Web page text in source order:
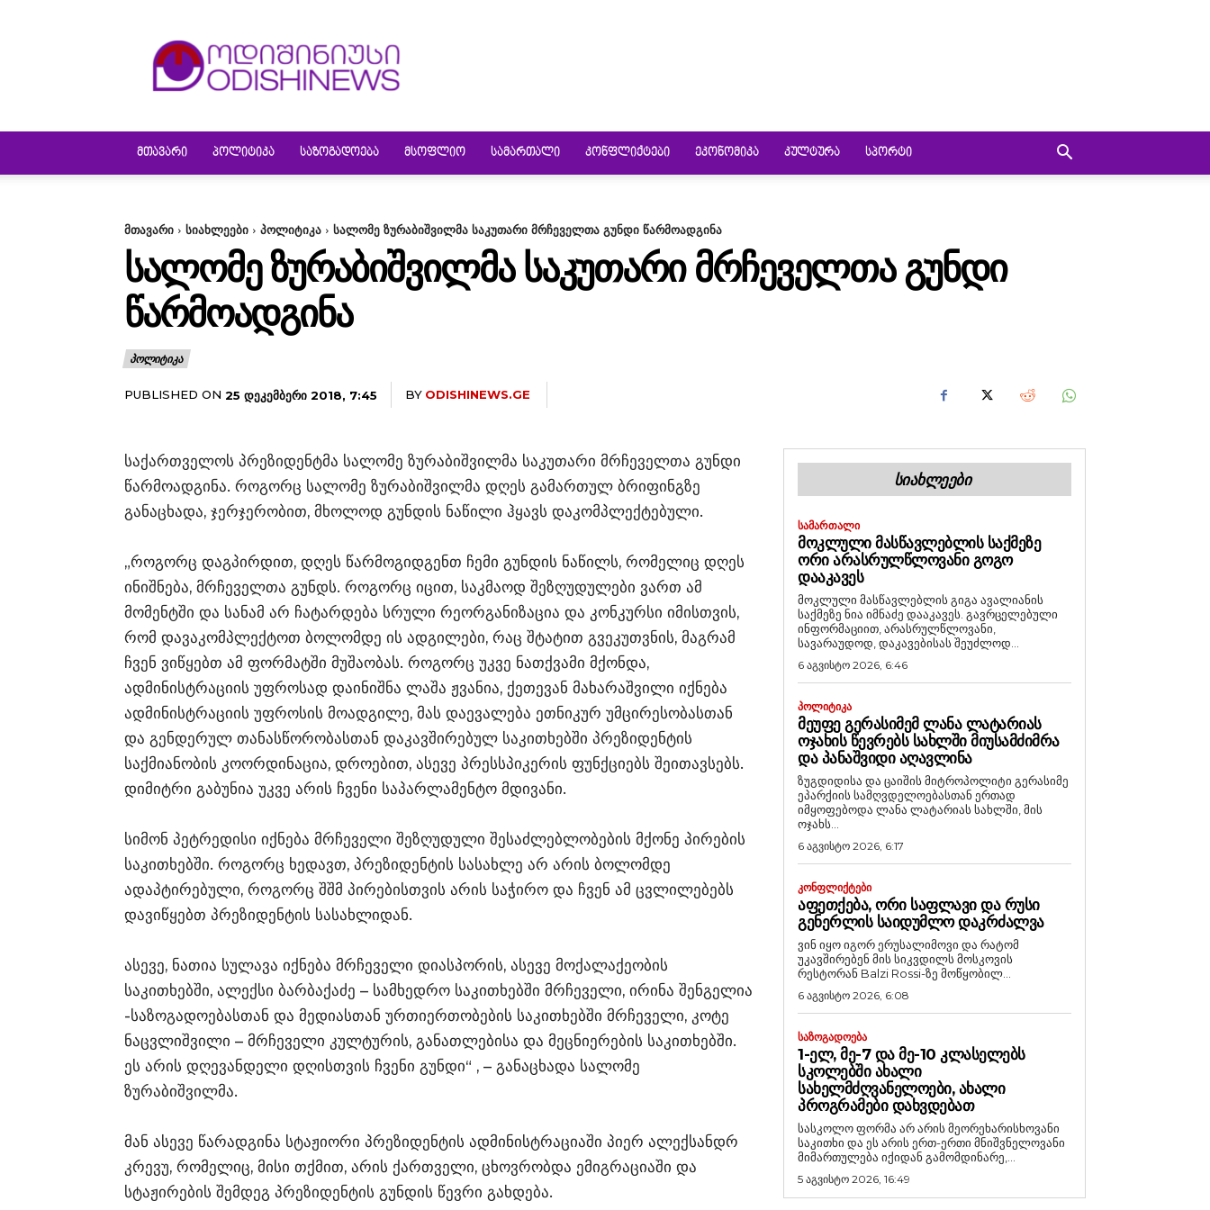
ᲛᲗᲐᲕᲐᲠᲘ ᲞᲝᲚᲘᲢᲘᲙᲐ ᲡᲐᲖᲝᲒᲐᲓᲝᲔᲑᲐ ᲛᲡᲝᲤᲚᲘᲝ ᲡᲐᲛᲐᲠᲗᲐᲚᲘ ᲙᲝᲜᲤᲚᲘᲥᲢᲔᲑᲘ ᲔᲙᲝᲜᲝᲛᲘᲙᲐ ᲙᲣᲚᲢᲣᲠᲐ ᲡᲞᲝᲠᲢᲘ
მთავარი სიახლეები პოლიტიკა სალომე ზურაბიშვილმა საკუთარი მრჩეველთა გუნდი წარმოადგინა
ᲡᲐᲚᲝᲛᲔ ᲖᲣᲠᲐᲑᲘᲨᲕᲘᲚᲛᲐ ᲡᲐᲙᲣᲗᲐᲠᲘ ᲛᲠᲩᲔᲕᲔᲚᲗᲐ ᲒᲣᲜᲓᲘ
ᲬᲐᲠᲛᲝᲐᲓᲒᲘᲜᲐ
ᲞᲝᲚᲘᲢᲘᲙᲐ
PUBLISHED ON 25 ᲓᲔᲙᲔᲛᲑᲔᲠᲘ 2018, 7:45 BY ODISHINEWS.GE
საქართველოს პრეზიდენტმა სალომე ზურაბიშვილმა საკუთარი მრჩეველთა გუნდი
წარმოადგინა. როგორც სალომე ზურაბიშვილმა დღეს გამართულ ბრიფინგზე
განაცხადა, ჯერჯერობით, მხოლოდ გუნდის ნაწილი ჰყავს დაკომპლექტებული.
„როგორც დაგპირდით, დღეს წარმოგიდგენთ ჩემი გუნდის ნაწილს, რომელიც დღეს
ინიშნება, მრჩეველთა გუნდს. როგორც იცით, საკმაოდ შეზღუდულები ვართ ამ
მომენტში და სანამ არ ჩატარდება სრული რეორგანიზაცია და კონკურსი იმისთვის,
რომ დავაკომპლექტოთ ბოლომდე ის ადგილები, რაც შტატით გვეკუთვნის, მაგრამ
ჩვენ ვიწყებთ ამ ფორმატში მუშაობას. როგორც უკვე ნათქვამი მქონდა,
ადმინისტრაციის უფროსად დაინიშნა ლაშა ჟვანია, ქეთევან მახარაშვილი იქნება
ადმინისტრაციის უფროსის მოადგილე, მას დაევალება ეთნიკურ უმცირესობასთან
და გენდერულ თანასწორობასთან დაკავშირებულ საკითხებში პრეზიდენტის
საქმიანობის კოორდინაცია, დროებით, ასევე პრესსპიკერის ფუნქციებს შეითავსებს.
დიმიტრი გაბუნია უკვე არის ჩვენი საპარლამენტო მდივანი.
სიმონ პეტრედისი იქნება მრჩეველი შეზღუდული შესაძლებლობების მქონე პირების
საკითხებში. როგორც ხედავთ, პრეზიდენტის სასახლე არ არის ბოლომდე
ადაპტირებული, როგორც შშმ პირებისთვის არის საჭირო და ჩვენ ამ ცვლილებებს
დავიწყებთ პრეზიდენტის სასახლიდან.
ასევე, ნათია სულავა იქნება მრჩეველი დიასპორის, ასევე მოქალაქეობის
საკითხებში, ალექსი ბარბაქაძე – სამხედრო საკითხებში მრჩეველი, ირინა შენგელია
-საზოგადოებასთან და მედიასთან ურთიერთობების საკითხებში მრჩეველი, კოტე
ნაცვლიშვილი – მრჩეველი კულტურის, განათლებისა და მეცნიერების საკითხებში.
ეს არის დღევანდელი დღისთვის ჩვენი გუნდი“ , – განაცხადა სალომე
ზურაბიშვილმა.
მან ასევე წარადგინა სტაჟიორი პრეზიდენტის ადმინისტრაციაში პიერ ალექსანდრ
კრევუ, რომელიც, მისი თქმით, არის ქართველი, ცხოვრობდა ემიგრაციაში და
სტაჟირების შემდეგ პრეზიდენტის გუნდის წევრი გახდება.
ᲡᲘᲐᲮᲚᲔᲔᲑᲘ
ᲡᲐᲛᲐᲠᲗᲐᲚᲘ
ᲛᲝᲙᲚᲣᲚᲘ ᲛᲐᲡᲬᲐᲕᲚᲔᲑᲚᲘᲡ ᲡᲐᲥᲛᲔᲖᲔ
ᲝᲠᲘ ᲐᲠᲐᲡᲠᲣᲚᲬᲚᲝᲕᲐᲜᲘ ᲒᲝᲒᲝ
ᲓᲐᲐᲙᲐᲕᲔᲡ
მოკლული მასწავლებლის გიგა ავალიანის
საქმეზე ნია იმნაძე დააკავეს. გავრცელებული
ინფორმაციით, არასრულწლოვანი,
სავარაუდოდ, დაკავებისას შეუძლოდ...
6 აგვისტო 2026, 6:46
ᲞᲝᲚᲘᲢᲘᲙᲐ
ᲛᲔᲣᲤᲔ ᲒᲔᲠᲐᲡᲘᲛᲔᲛ ᲚᲐᲜᲐ ᲚᲐᲢᲐᲠᲘᲐᲡ
ᲝᲯᲐᲮᲘᲡ ᲬᲔᲕᲠᲔᲑᲡ ᲡᲐᲮᲚᲨᲘ ᲛᲘᲣᲡᲐᲛᲫᲘᲛᲠᲐ
ᲓᲐ ᲞᲐᲜᲐᲨᲕᲘᲓᲘ ᲐᲦᲐᲕᲚᲘᲜᲐ
ზუგდიდისა და ცაიშის მიტროპოლიტი გერასიმე
ეპარქიის სამღვდელოებასთან ერთად
იმყოფებოდა ლანა ლატარიას სახლში, მის
ოჯახს...
6 აგვისტო 2026, 6:17
ᲙᲝᲜᲤᲚᲘᲥᲢᲔᲑᲘ
ᲐᲤᲔᲗᲥᲔᲑᲐ, ᲝᲠᲘ ᲡᲐᲤᲚᲐᲕᲘ ᲓᲐ ᲠᲣᲡᲘ
ᲒᲔᲜᲔᲠᲚᲘᲡ ᲡᲐᲘᲓᲣᲛᲚᲝ ᲓᲐᲙᲠᲫᲐᲚᲕᲐ
ვინ იყო იგორ ერუსალიმოვი და რატომ
უკავშირებენ მის სიკვდილს მოსკოვის
რესტორან Balzi Rossi-ზე მოწყობილ...
6 აგვისტო 2026, 6:08
ᲡᲐᲖᲝᲒᲐᲓᲝᲔᲑᲐ
1-ᲔᲚ, ᲛᲔ-7 ᲓᲐ ᲛᲔ-10 ᲙᲚᲐᲡᲔᲚᲔᲑᲡ
ᲡᲙᲝᲚᲔᲑᲨᲘ ᲐᲮᲐᲚᲘ
ᲡᲐᲮᲔᲚᲛᲫᲦᲕᲐᲜᲔᲚᲝᲔᲑᲘ, ᲐᲮᲐᲚᲘ
ᲞᲠᲝᲒᲠᲐᲛᲔᲑᲘ ᲓᲐᲮᲕᲓᲔᲑᲐᲗ
სასკოლო ფორმა არ არის მეორეხარისხოვანი
საკითხი და ეს არის ერთ-ერთი მნიშვნელოვანი
მიმართულება იქიდან გამომდინარე,...
5 აგვისტო 2026, 16:49